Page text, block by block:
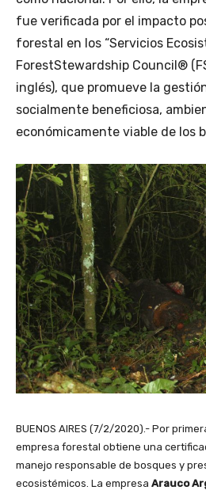
fue verificada por el impacto
forestal en los “Servicios
ForestStewardship Council®
inglés), que promueve la
socialmente beneficiosa,
económicamente viable de los
BUENOS AIRES (7/2/2020).- Por
empresa forestal obtiene una
manejo responsable de bosques y
ecosistémicos. La empresa Arauco